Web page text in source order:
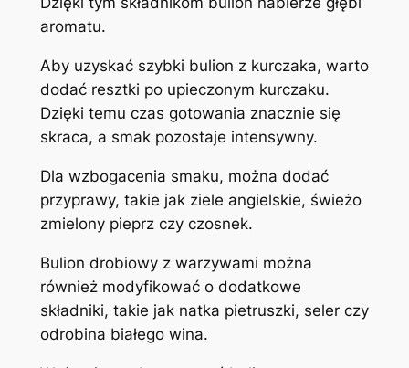
aromatu.
Aby uzyskać szybki bulion z kurczaka, warto
dodać resztki po upieczonym kurczaku.
Dzięki temu czas gotowania znacznie się
skraca, a smak pozostaje intensywny.
Dla wzbogacenia smaku, można dodać
przyprawy, takie jak ziele angielskie, świeżo
zmielony pieprz czy czosnek.
Bulion drobiowy z warzywami można
również modyfikować o dodatkowe
składniki, takie jak natka pietruszki, seler czy
odrobina białego wina.